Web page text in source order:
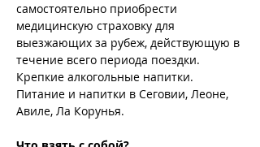
самостоятельно приобрести
медицинскую страховку для
выезжающих за рубеж, действующую в
течение всего периода поездки.
Крепкие алкогольные напитки.
Питание и напитки в Сеговии, Леоне,
Авиле, Ла Корунья.